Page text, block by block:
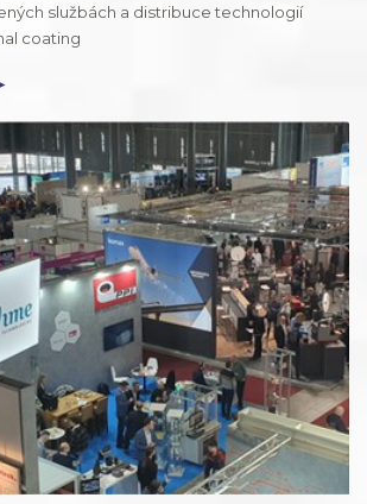
službách a distribuce technologií
coating